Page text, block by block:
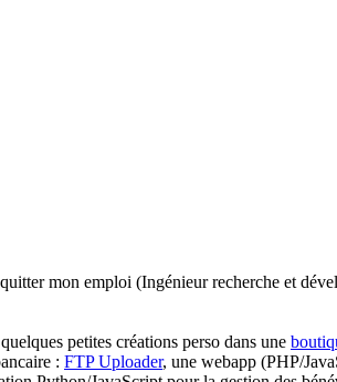
mon emploi (Ingénieur recherche et
petites créations perso dans une
: FTP Uploader, une webapp (PHP/